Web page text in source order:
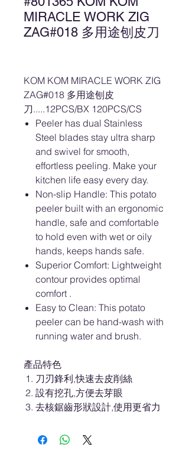
MIRACLE WORK ZIG
ZAG#018 多用途刨皮刀
KOM KOM MIRACLE WORK ZIG
ZAG#018 多用途刨皮
刀.....12PCS/BX 120PCS/CS
Peeler has dual Stainless
Steel blades stay ultra sharp
and swivel for smooth,
effortless peeling. Make your
kitchen life easy every day.
Non-slip Handle: This potato
peeler built with an ergonomic
handle, safe and comfortable
to hold even with wet or oily
hands, keeps hands safe.
Superior Comfort: Lightweight
contour provides optimal
comfort .
Easy to Clean: This potato
peeler can be hand-wash with
running water and brush.
產品特色
刀刃鋒利,快速去皮削絲
設有挖孔,方便去芽眼
去核鋸齒形狀設計,使用更省力